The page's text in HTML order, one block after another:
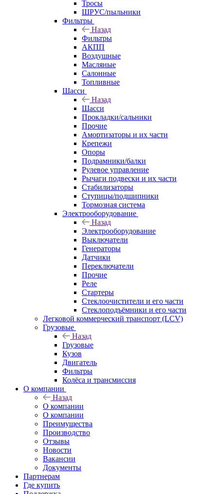
Тросы
ШРУС/пыльники
Фильтры
Назад
Фильтры
АКПП
Воздушные
Масляные
Салонные
Топливные
Шасси
Назад
Шасси
Прокладки/сальники
Прочие
Амортизаторы и их части
Крепежи
Опоры
Подрамники/балки
Рулевое управление
Рычаги подвески и их части
Стабилизаторы
Ступицы/подшипники
Тормозная система
Электрооборудование
Назад
Электрооборудование
Выключатели
Генераторы
Датчики
Переключатели
Прочие
Реле
Стартеры
Стеклоочистители и его части
Стеклоподъёмники и его части
Легковой коммерческий транспорт (LCV)
Грузовые
Назад
Грузовые
Кузов
Двигатель
Фильтры
Колёса и трансмиссия
О компании
Назад
О компании
О компании
Преимущества
Производство
Отзывы
Новости
Вакансии
Документы
Партнерам
Где купить